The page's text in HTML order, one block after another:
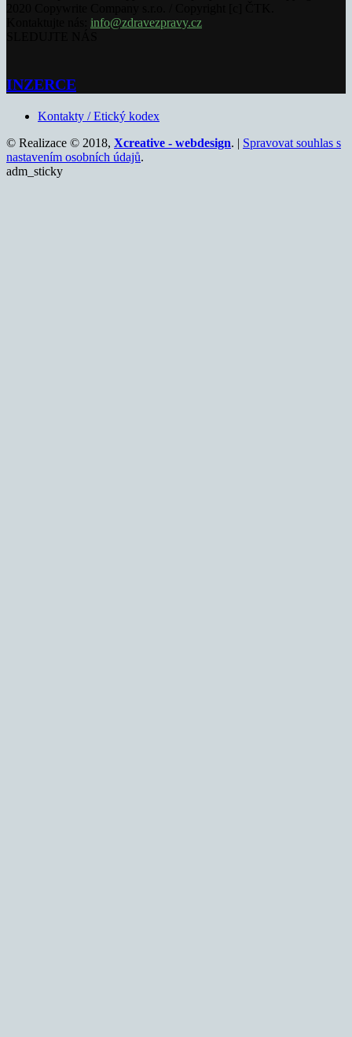
info@zdravezpravy.cz
INZERCE
Kontakty / Etický kodex
© Realizace © 2018, Xcreative - webdesign. | Spravovat souhlas s
nastavením osobních údajů.
adm_sticky